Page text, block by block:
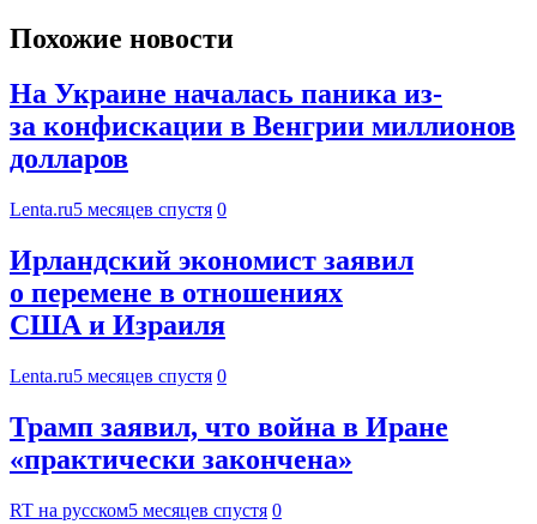
Похожие новости
На Украине началась паника из-
за конфискации в Венгрии миллионов
долларов
Lenta.ru5 месяцев спустя 0
Ирландский экономист заявил
о перемене в отношениях
США и Израиля
Lenta.ru5 месяцев спустя 0
Трамп заявил, что война в Иране
«практически закончена»
RT на русском5 месяцев спустя 0